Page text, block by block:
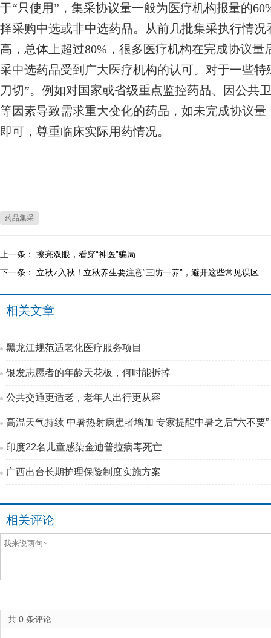
于“只使用”，集采协议量一般为医疗机构报量的
择采购中选或非中选药品。从前几批集采执行情
高，总体上超过80%，很多医疗机构在完成协议
采中选药品受到广大医疗机构的认可。对于一些
刀切”。例如对国家或省级重点监控药品、因公共
等因素导致需求重大变化的药品，如未完成协议
即可，尊重临床实际用药情况。
药品集采
上一条： 擦亮双眼，看穿“神医”骗局
下一条： 立秋≠入秋！立秋养生要注意“三防一养”，避开这些常见误区
相关文章
黑龙江规范适老化医疗服务项目
银发志愿者的年龄天花板，何时能拆掉
公共交通更适老，老年人出行更从容
高温天气持续 中暑热射病患者增加 专家提醒中暑之后“六不要”
印度22名儿童感染金迪普拉病毒死亡
广西出台长期护理保险制度实施方案
相关评论
共 0 条评论